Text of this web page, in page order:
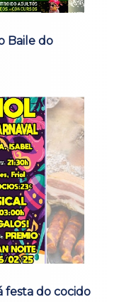
Baile do
festa do cocido